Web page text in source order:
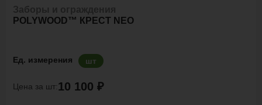
POLYWOOD™ КРЕСТ NEO
Ед. измерения шт
Цена за шт:10 100 ₽